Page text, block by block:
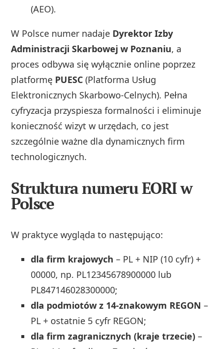
(AEO).
W Polsce numer nadaje Dyrektor Izby
Administracji Skarbowej w Poznaniu, a
proces odbywa się wyłącznie online poprzez
platformę PUESC (Platforma Usług
Elektronicznych Skarbowo-Celnych). Pełna
cyfryzacja przyspiesza formalności i eliminuje
konieczność wizyt w urzędach, co jest
szczególnie ważne dla dynamicznych firm
technologicznych.
Struktura numeru EORI w
Polsce
W praktyce wygląda to następująco:
dla firm krajowych – PL + NIP (10 cyfr) +
00000, np. PL12345678900000 lub
PL847146028300000;
dla podmiotów z 14-znakowym REGON –
PL + ostatnie 5 cyfr REGON;
dla firm zagranicznych (kraje trzecie) –